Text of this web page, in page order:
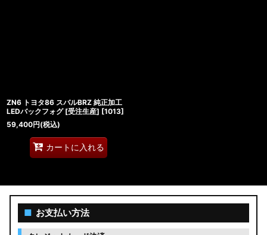
ZN6 トヨタ86 スバルBRZ 純正加工
LEDバックフォグ [受注生産] [1013]
59,400円(税込)
カートに入れる
■ お支払い方法